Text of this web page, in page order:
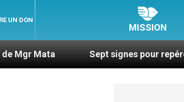
UN DON
MISSION
Sept signes pour repérer les